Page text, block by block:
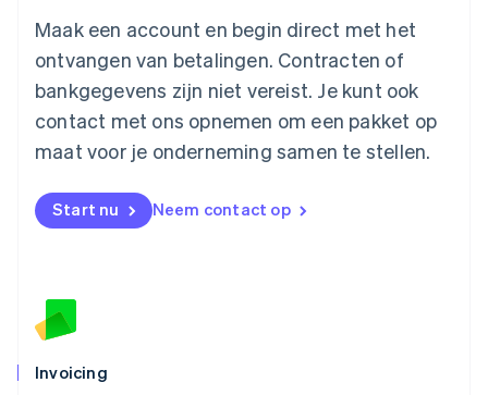
Maak een account en begin direct met het
ontvangen van betalingen. Contracten of
bankgegevens zijn niet vereist. Je kunt ook
contact met ons opnemen om een pakket op
maat voor je onderneming samen te stellen.
Start nu Neem contact op
Invoicing
English
Malta
English
Mexico
Nederland
NederlandsEnglish
English
Noorwegen
Polen
English
Português